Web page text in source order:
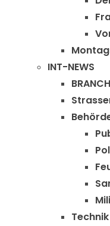
INT-NEWS